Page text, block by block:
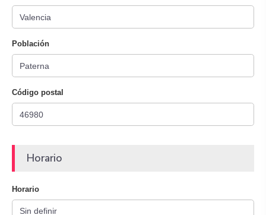
Población
Código postal
Horario
Horario